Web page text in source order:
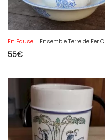
En Pause- Ensemble Terre de Fer Choisy le Roi HB & Cie
55€